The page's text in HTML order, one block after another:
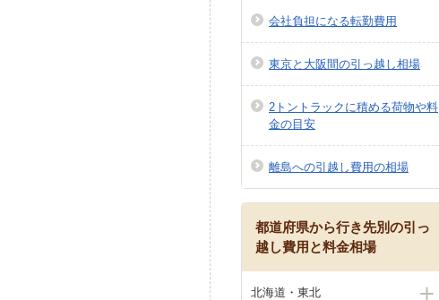
会社負担になる転勤費用
東京と大阪間の引っ越し相場
2トントラックに積める荷物や料
金の目安
離島への引越し費用の相場
都道府県から行き先別の引っ
越し費用と料金相場
北海道・東北